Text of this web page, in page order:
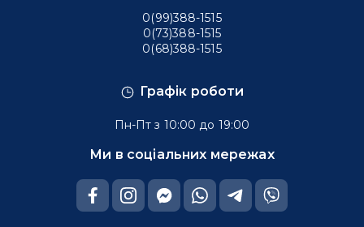
Графік роботи
Пн-Пт з 10:00 до 19:00
Ми в соціальних мережах
0(99)388-1515
0(73)388-1515
0(68)388-1515